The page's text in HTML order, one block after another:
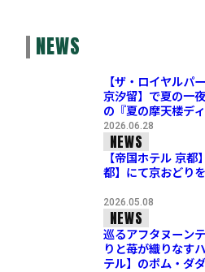
NEWS
【ザ・ロイヤルパ
京汐留】で夏の一
の『夏の摩天楼ディ
2026.06.28
NEWS
【帝国ホテル 京
都】にて京おどり
2026.05.08
NEWS
巡るアフタヌーン
りと苺が織りなす
テル】のポム・ダ